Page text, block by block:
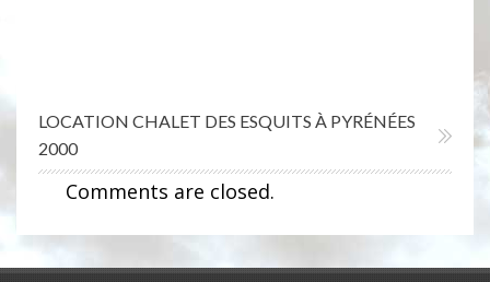
LOCATION CHALET DES ESQUITS À PYRÉNÉES
2000
Comments are closed.